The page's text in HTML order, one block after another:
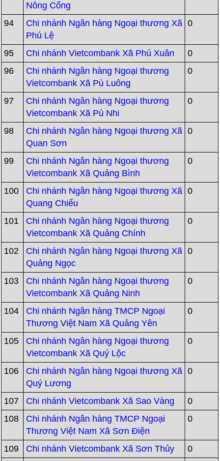
Nông Cống
94
Chi nhánh Ngân hàng Ngoại thương Xã
Phú Lệ
0
95 Chi nhánh Vietcombank Xã Phú Xuân
0
96
Chi nhánh Ngân hàng Ngoại thương
Vietcombank Xã Pù Luông
0
97
Chi nhánh Ngân hàng Ngoại thương
Vietcombank Xã Pù Nhi
0
98
Chi nhánh Ngân hàng Ngoại thương Xã
Quan Sơn
0
99
Chi nhánh Ngân hàng Ngoại thương
Vietcombank Xã Quảng Bình
0
100
Chi nhánh Ngân hàng Ngoại thương Xã
Quang Chiểu
0
101
Chi nhánh Ngân hàng Ngoại thương
Vietcombank Xã Quảng Chính
0
102
Chi nhánh Ngân hàng Ngoại thương Xã
Quảng Ngọc
0
103
Chi nhánh Ngân hàng Ngoại thương
Vietcombank Xã Quảng Ninh
0
104
Chi nhánh Ngân hàng TMCP Ngoại
Thương Việt Nam Xã Quảng Yên
0
105
Chi nhánh Ngân hàng Ngoại thương
Vietcombank Xã Quý Lộc
0
106
Chi nhánh Ngân hàng Ngoại thương Xã
Quý Lương
0
107 Chi nhánh Vietcombank Xã Sao Vàng
0
108
Chi nhánh Ngân hàng TMCP Ngoại
Thương Việt Nam Xã Sơn Điện
0
109 Chi nhánh Vietcombank Xã Sơn Thủy
0